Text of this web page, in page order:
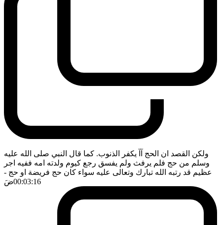
ولكن القصد ان الحج آآ يكفر الذنوب. كما قال النبي صلى الله عليه
وسلم من حج فلم يرفث ولم يفسق رجع كيوم ولدته امه ففيه اجر
عظيم قد رتبه الله تبارك وتعالى عليه سواء كان حج فريضة او حج -
00:03:16ضَ